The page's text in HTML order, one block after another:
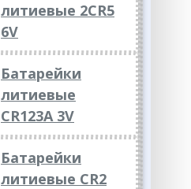
литиевые 2CR5
6V
Батарейки
литиевые
CR123A 3V
Батарейки
литиевые CR2